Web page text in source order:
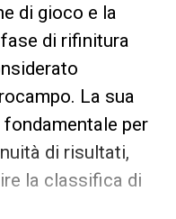
di gioco e la
di rifinitura
La sua
per
di risultati,
la classifica di